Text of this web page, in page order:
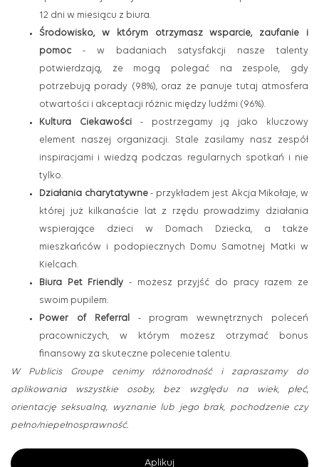
12 dni w miesiącu z biura.
Środowisko, w którym otrzymasz wsparcie, zaufanie i
pomoc - w badaniach satysfakcji nasze talenty
potwierdzają, że mogą polegać na zespole, gdy
potrzebują porady (98%), oraz że panuje tutaj atmosfera
otwartości i akceptacji różnic między ludźmi (96%).
Kultura Ciekawości - postrzegamy ją jako kluczowy
element naszej organizacji. Stale zasilamy nasz zespół
inspiracjami i wiedzą podczas regularnych spotkań i nie
tylko.
Działania charytatywne- przykładem jest Akcja Mikołaje, w
której już kilkanaście lat z rzędu prowadzimy działania
wspierające dzieci w Domach Dziecka, a także
mieszkańców i podopiecznych Domu Samotnej Matki w
Kielcach.
Biura Pet Friendly - możesz przyjść do pracy razem ze
swoim pupilem.
Power of Referral
- program wewnętrznych poleceń
pracowniczych, w którym możesz otrzymać bonus
finansowy za skuteczne polecenie talentu.
W Publicis Groupe cenimy różnorodność i zapraszamy do
aplikowania wszystkie osoby, bez względu na wiek, płeć,
orientację seksualną, wyznanie lub jego brak, pochodzenie czy
pełno/niepełnosprawność.
Aplikuj